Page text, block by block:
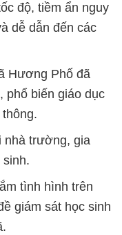
độ, tiềm ẩn nguy
dễ dẫn đến các
Hương Phố đã
phổ biến giáo dục
nhà trường, gia
sinh.
tình hình trên
giám sát học sinh